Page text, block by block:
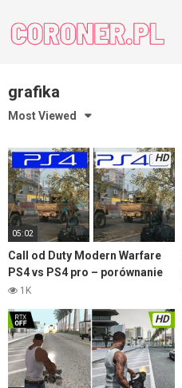
content
grafika
Most Viewed
HD
05:02
Call od Duty Modern Warfare
PS4 vs PS4 pro – porównanie
grafiki
1K
HD